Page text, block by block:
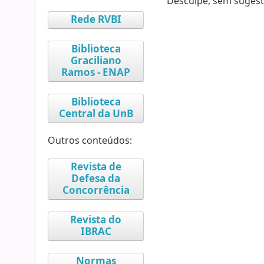
Rede RVBI
Biblioteca
Graciliano
Ramos - ENAP
Biblioteca
Central da UnB
Outros conteúdos:
Revista de
Defesa da
Concorrência
Revista do
IBRAC